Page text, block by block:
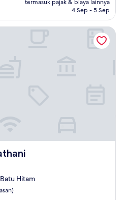
termasuk pajak & biaya lainnya
4 Sep - 5 Sep
Hitam